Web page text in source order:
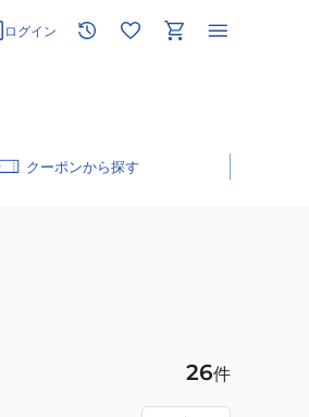
ログイン
クーポン
26件